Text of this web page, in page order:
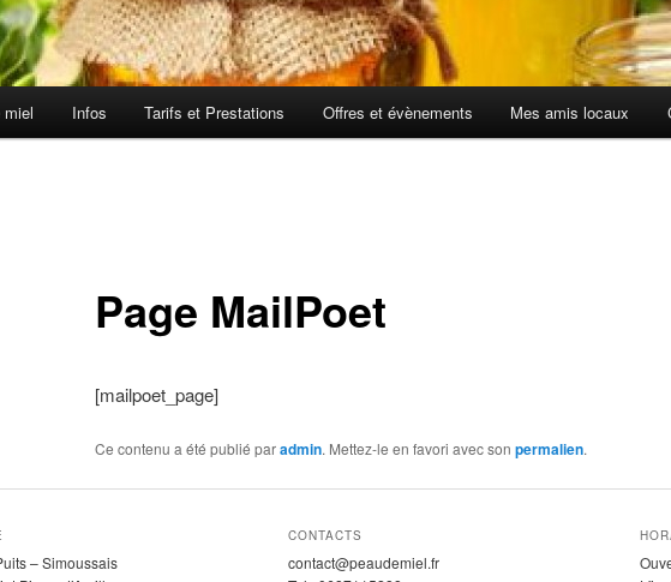
miel Infos Tarifs et Prestations Offres et évènements Mes amis locaux
Page MailPoet
[mailpoet_page]
Ce contenu a été publié paradmin. Mettez-le en favori avec son permalien.
– Simoussais
CONTACTS
contact@peaudemiel.fr